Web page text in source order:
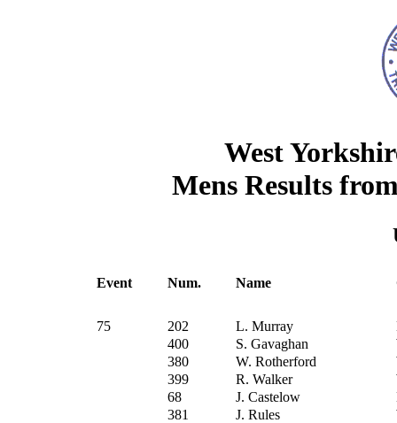
West
Mens Results
Event Num. Name
75 202 L. Murray
400
S. Gavaghan
380
W. Rotherford
399
R. Walker
68
J. Castelow
381
J. Rules